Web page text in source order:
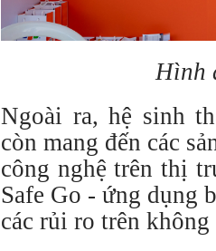
Hình
Ngoài ra, hệ sinh
còn mang đến các
công nghệ trên thị
Safe Go - ứng dụng
các rủi ro trên